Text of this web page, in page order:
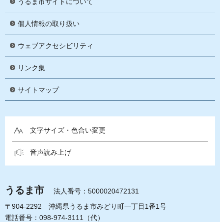
個人情報の取り扱い
ウェブアクセシビリティ
リンク集
サイトマップ
文字サイズ・色合い変更
音声読み上げ
うるま市
法人番号：5000020472131
〒904-2292 沖縄県うるま市みどり町一丁目1番1号
電話番号：098-974-3111（代）